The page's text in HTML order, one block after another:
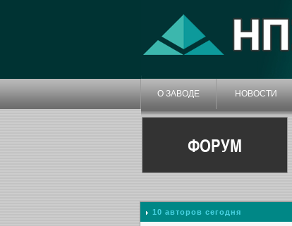
О ЗАВОДЕ НОВОСТИ
ФОРУМ
10 авторов сегодня